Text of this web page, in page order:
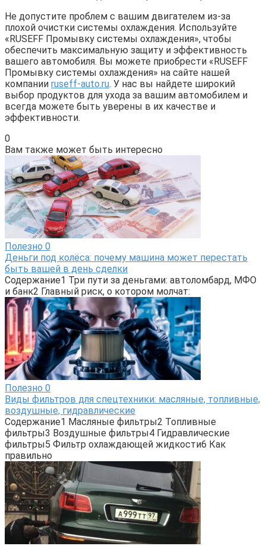
Не допустите проблем с вашим двигателем из-за
плохой очистки системы охлаждения. Используйте
«RUSEFF Промывку системы охлаждения», чтобы
обеспечить максимальную защиту и эффективность
вашего автомобиля. Вы можете приобрести «RUSEFF
Промывку системы охлаждения» на сайте нашей
компании ruseff-auto.ru. У нас вы найдете широкий
выбор продуктов для ухода за вашим автомобилем и
всегда можете быть уверены в их качестве и
эффективности.
0
Вам также может быть интересно
Полезно 0
Деньги под колёса: почему машина может перестать
быть вашей в день сделки
Содержание1 Три пути за деньгами: автоломбард, МФО
и банк2 Главный риск, о котором молчат:
Полезно 0
Виды фильтров для спецтехники: масляные, топливные,
воздушные, гидравлические
Содержание1 Масляные фильтры2 Топливные
фильтры3 Воздушные фильтры4 Гидравлические
фильтры5 Фильтр охлаждающей жидкости6 Как
правильно